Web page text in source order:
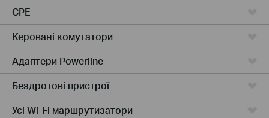
CPE
Керовані комутатори
Адаптери Powerline
Бездротові пристрої
Усі Wi-Fi маршрутизатори